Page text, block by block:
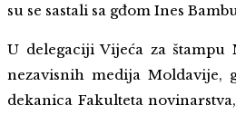
su se sastali sa gđom Ines
U delegaciji Vijeća za
nezavisnih medija Moldavije,
dekanica Fakulteta